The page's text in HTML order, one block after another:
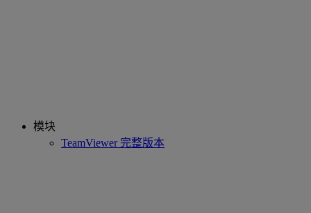
模块
TeamViewer 完整版本